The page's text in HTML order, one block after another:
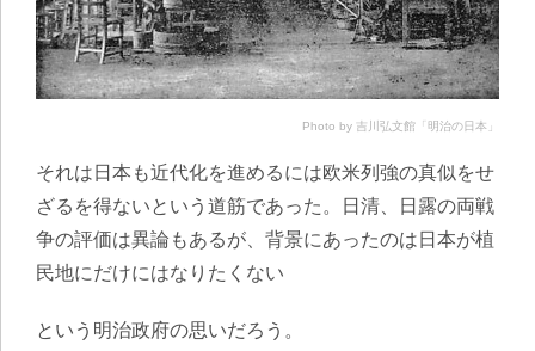
Photo by 吉川弘文館「明治の日本」
それは日本も近代化を進めるには欧米列強の真似をせ
ざるを得ないという道筋であった。日清、日露の両戦
争の評価は異論もあるが、背景にあったのは日本が植
民地にだけにはなりたくない
という明治政府の思いだろう。